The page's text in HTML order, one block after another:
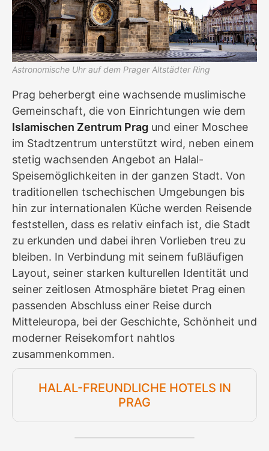
Astronomische Uhr auf dem Prager Altstädter Ring
Prag beherbergt eine wachsende muslimische
Gemeinschaft, die von Einrichtungen wie dem
Islamischen Zentrum Prag und einer Moschee
im Stadtzentrum unterstützt wird, neben einem
stetig wachsenden Angebot an Halal-
Speisemöglichkeiten in der ganzen Stadt. Von
traditionellen tschechischen Umgebungen bis
hin zur internationalen Küche werden Reisende
feststellen, dass es relativ einfach ist, die Stadt
zu erkunden und dabei ihren Vorlieben treu zu
bleiben. In Verbindung mit seinem fußläufigen
Layout, seiner starken kulturellen Identität und
seiner zeitlosen Atmosphäre bietet Prag einen
passenden Abschluss einer Reise durch
Mitteleuropa, bei der Geschichte, Schönheit und
moderner Reisekomfort nahtlos
zusammenkommen.
HALAL-FREUNDLICHE HOTELS IN
PRAG